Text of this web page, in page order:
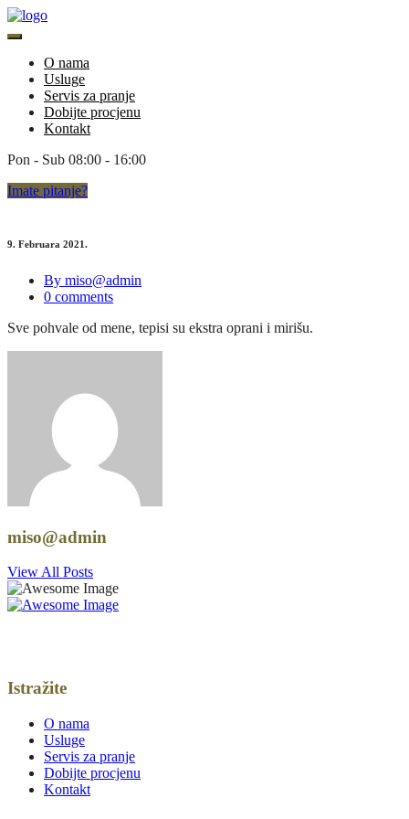
O nama
Usluge
Servis za pranje
Dobijte procjenu
Kontakt
Pon - Sub 08:00 - 16:00
Imate pitanje?
9. Februara 2021.
By miso@admin
0 comments
Sve pohvale od mene, tepisi su ekstra oprani i mirišu.
miso@admin
View All Posts
Istražite
O nama
Usluge
Servis za pranje
Dobijte procjenu
Kontakt